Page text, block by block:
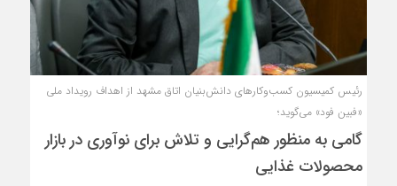
رئیس کمیسیون کسب‌وکارهای دانش‌بنیان اتاق مشهد از اهداف رویداد ملی
«فبین فود» می‌گوید؛
گامی به منظور هم‌گرایی و تلاش برای نوآوری در بازار
محصولات غذایی